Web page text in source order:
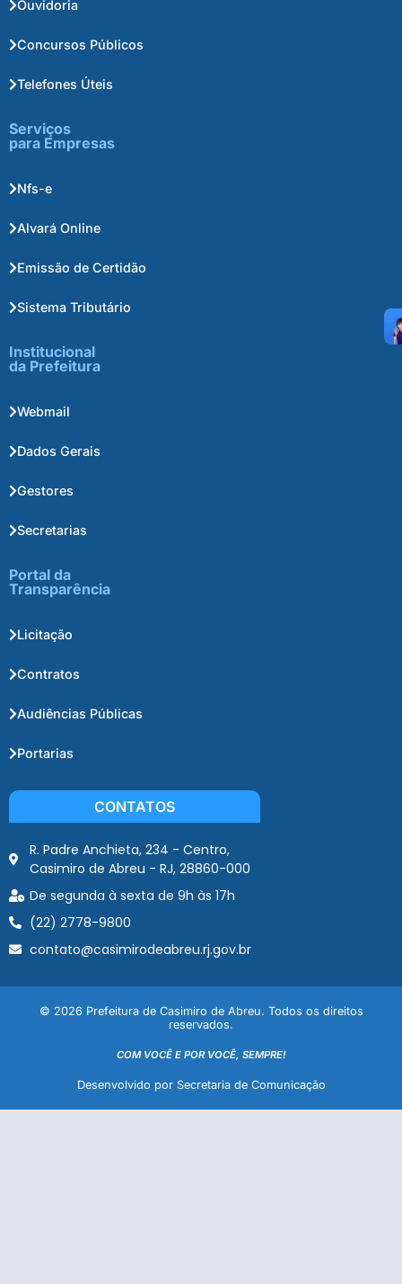
Ouvidoria
Concursos Públicos
Telefones Úteis
Serviços
para Empresas
Nfs-e
Alvará Online
Emissão de Certidão
Sistema Tributário
Institucional
da Prefeitura
Webmail
Dados Gerais
Gestores
Secretarias
Portal da
Transparência
Licitação
Contratos
Audiências Públicas
Portarias
CONTATOS
R. Padre Anchieta, 234 - Centro,
Casimiro de Abreu - RJ, 28860-000
De segunda à sexta de 9h às 17h
(22) 2778-9800
contato@casimirodeabreu.rj.gov.br
© 2026 Prefeitura de Casimiro de Abreu. Todos os direitos
reservados.
COM VOCÊ E POR VOCÊ, SEMPRE!
Desenvolvido por Secretaria de Comunicação